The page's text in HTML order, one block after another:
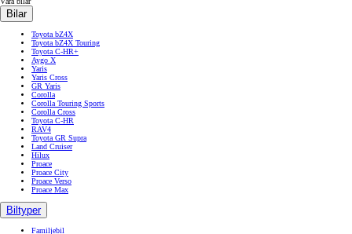
Bilar
Toyota bZ4X
Toyota bZ4X Touring
Toyota C-HR+
Aygo X
Yaris
Yaris Cross
GR Yaris
Corolla
Corolla Touring Sports
Corolla Cross
Toyota C-HR
RAV4
Toyota GR Supra
Land Cruiser
Hilux
Proace
Proace City
Proace Verso
Proace Max
Biltyper
Familjebil